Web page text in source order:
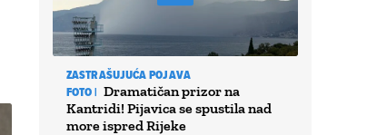
ZASTRAŠUJUĆA POJAVA
FOTO | Dramatičan prizor na
Kantridi! Pijavica se spustila nad
more ispred Rijeke